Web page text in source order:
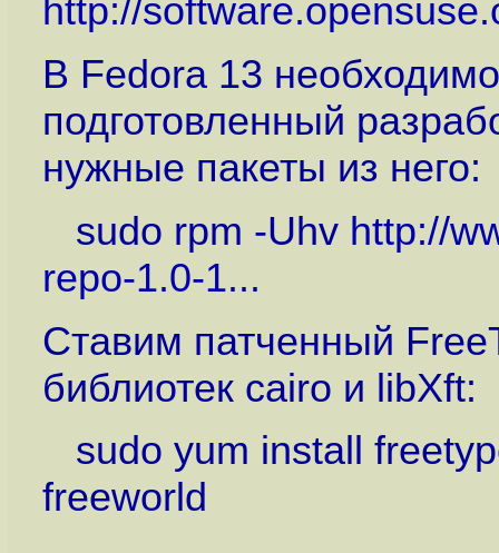
http://
В Fedora 13
подготовленный
нужные пакеты из него:
sudo rpm -Uhv http://
repo-1.0-1...
Ставим патченный
библиотек cairo и libXft:
sudo yum install
freeworld